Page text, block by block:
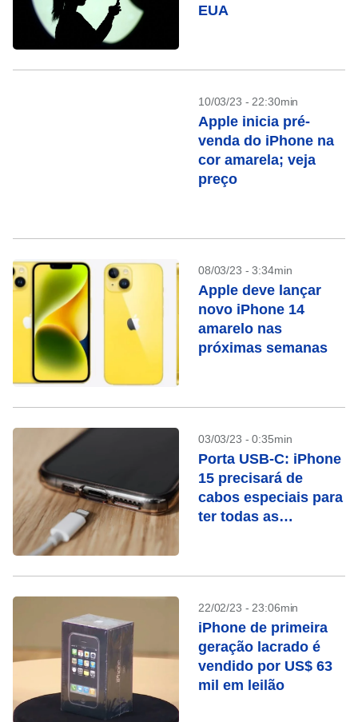
EUA
10/03/23 - 22:30min
Apple inicia pré-
venda do iPhone na
cor amarela; veja
preço
08/03/23 - 3:34min
Apple deve lançar
novo iPhone 14
amarelo nas
próximas semanas
03/03/23 - 0:35min
Porta USB-C: iPhone
15 precisará de
cabos especiais para
ter todas as
22/02/23 - 23:06min
iPhone de primeira
geração lacrado é
vendido por US$ 63
mil em leilão